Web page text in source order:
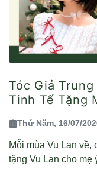
Tóc Giả
Tinh Tế Tặng
Thứ Năm, 16/07/
Mỗi mùa Vu Lan về,
tặng Vu Lan cho mẹ